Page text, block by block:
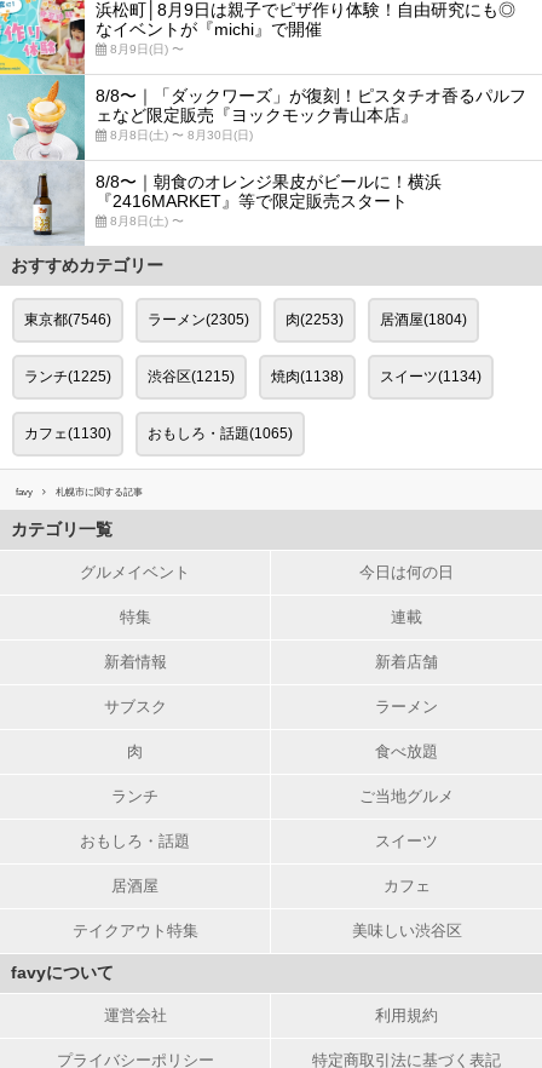
浜松町│8月9日は親子でピザ作り体験！自由研究にも◎
なイベントが『michi』で開催
8月9日(日) 〜
8/8〜｜「ダックワーズ」が復刻！ピスタチオ香るパルフ
ェなど限定販売『ヨックモック青山本店』
8月8日(土) 〜 8月30日(日)
8/8〜｜朝食のオレンジ果皮がビールに！横浜
『2416MARKET』等で限定販売スタート
8月8日(土) 〜
おすすめカテゴリー
東京都(7546) ラーメン(2305) 肉(2253) 居酒屋(1804)
ランチ(1225) 渋谷区(1215) 焼肉(1138) スイーツ(1134)
カフェ(1130) おもしろ・話題(1065)
favy 札幌市に関する記事
カテゴリ一覧
グルメイベント 今日は何の日
特集 連載
新着情報 新着店舗
サブスク ラーメン
肉 食べ放題
ランチ ご当地グルメ
おもしろ・話題 スイーツ
居酒屋 カフェ
テイクアウト特集 美味しい渋谷区
favyについて
運営会社 利用規約
プライバシーポリシー 特定商取引法に基づく表記